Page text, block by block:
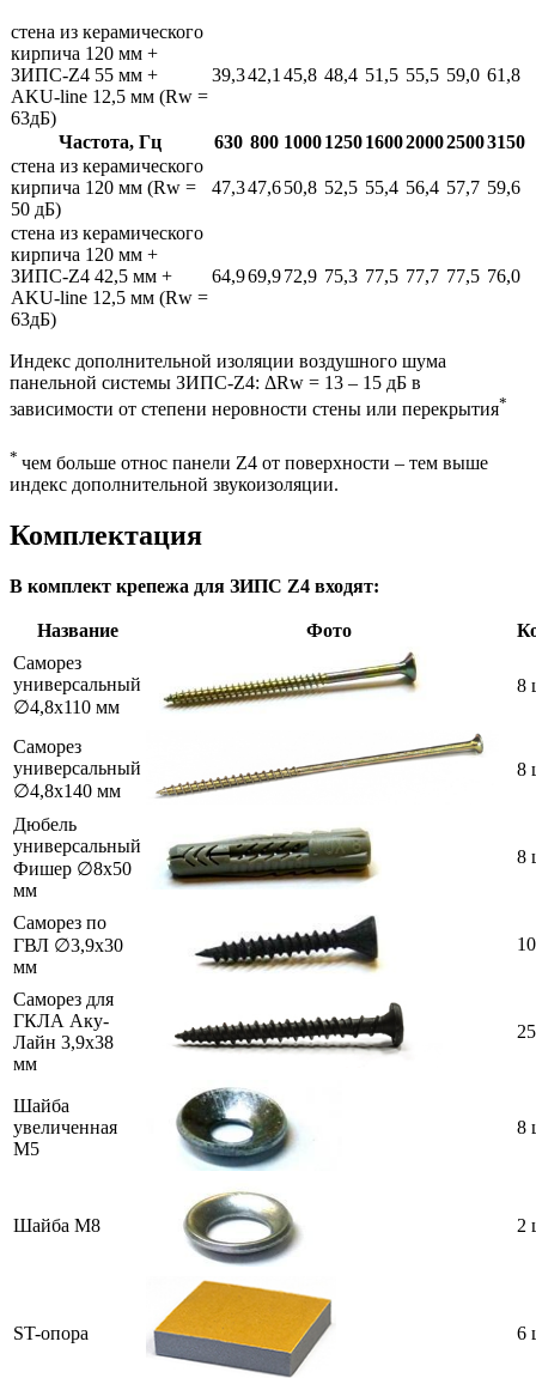
стена из керамического
кирпича 120 мм +
ЗИПС-Z4 55 мм +
AKU-line 12,5 мм (Rw =
63дБ)
39,342,1 45,8 48,4 51,5 55,5 59,0 61,8
Частота, Гц 630 800 100012501600200025003150
стена из керамического
кирпича 120 мм (Rw =
50 дБ)
47,347,650,8 52,5 55,4 56,4 57,7 59,6
стена из керамического
кирпича 120 мм +
ЗИПС-Z4 42,5 мм +
AKU-line 12,5 мм (Rw =
63дБ)
64,969,972,9 75,3 77,5 77,7 77,5 76,0
Индекс дополнительной изоляции воздушного шума
панельной системы ЗИПС-Z4: ΔRw = 13 – 15 дБ в
зависимости от степени неровности стены или перекрытия*
* чем больше относ панели Z4 от поверхности – тем выше
индекс дополнительной звукоизоляции.
Комплектация
В комплект крепежа для ЗИПС Z4 входят:
Название Фото
Саморез
универсальный
∅4,8х110 мм
8
Саморез
универсальный
∅4,8х140 мм
8
Дюбель
универсальный
Фишер ∅8х50
мм
8
Саморез по
ГВЛ ∅3,9х30
мм
Саморез для
ГКЛА Аку-
Лайн 3,9х38
мм
Шайба
увеличенная
M5
8
Шайба M8 2
ST-опора 6